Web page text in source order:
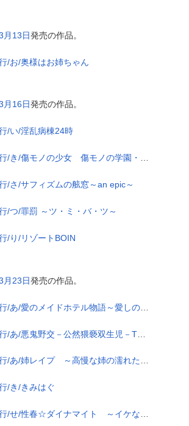
月13日発売の作品。
/お/奥様はお姉ちゃん
月16日発売の作品。
/い/淫乱病棟24時
か行/き/傷モノの少女 傷モノの学園・外伝
/さ/サフィズムの舷窓～an epic～
/つ/罪罰 ～ツ・ミ・バ・ツ～
/り/リゾートBOIN
月23日発売の作品。
あ行/あ/愛のメイドホテル物語～愛しのスク水・メイド～
あ行/あ/悪鬼野交－公然猥褻双生児－TWIN IMPACT
あ行/あ/姉レイプ ～高慢な姉の濡れた美唇～
/き/きみはぐ
さ行/せ/性春☆ダイナマイト ～イケない放課後～